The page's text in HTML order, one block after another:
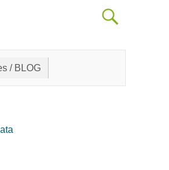
/ BLOG